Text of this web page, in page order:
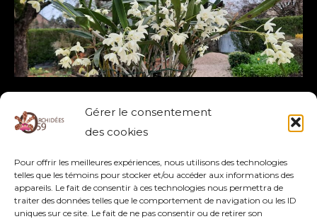
Gérer le consentement
des cookies
Pour offrir les meilleures expériences, nous utilisons des technologies
telles que les témoins pour stocker et/ou accéder aux informations des
appareils. Le fait de consentir à ces technologies nous permettra de
traiter des données telles que le comportement de navigation ou les ID
uniques sur ce site. Le fait de ne pas consentir ou de retirer son
DENDROBIUM GULGINII
DENDROBIUM ,GULGINII
Lire la suite »